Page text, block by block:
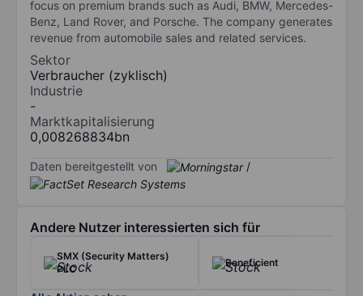
focus on premium brands such as Audi, BMW, Mercedes-
Benz, Land Rover, and Porsche. The company generates
revenue from automobile sales and related services.
Sektor
Verbraucher (zyklisch)
Industrie
-
Marktkapitalisierung
0,008268834bn
Daten bereitgestellt von /
Andere Nutzer interessierten sich für
SMX (Security Matters)
PLC
Beneficient